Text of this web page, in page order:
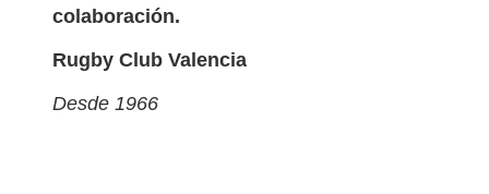
colaboración.
Rugby Club Valencia
Desde 1966